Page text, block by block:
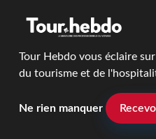
Tour Hebdo vous éclaire
du tourisme et de
Ne rien manquer